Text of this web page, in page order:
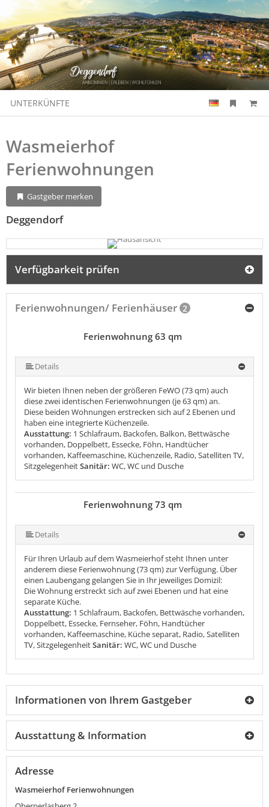
UNTERKÜNFTE
Wasmeierhof
Ferienwohnungen
Gastgeber merken
Deggendorf
Verfügbarkeit prüfen
Ferienwohnungen/ Ferienhäuser 2
Ferienwohnung 63 qm
Details
Wir bieten Ihnen neben der größeren FeWO (73 qm) auch
diese zwei identischen Ferienwohnungen (je 63 qm) an.
Diese beiden Wohnungen erstrecken sich auf 2 Ebenen und
haben eine integrierte Küchenzeile.
Ausstattung: 1 Schlafraum, Backofen, Balkon, Bettwäsche
vorhanden, Doppelbett, Essecke, Föhn, Handtücher
vorhanden, Kaffeemaschine, Küchenzeile, Radio, Satelliten TV,
SitzgelegenheitSanitär: WC, WC und Dusche
Ferienwohnung 73 qm
Details
Für Ihren Urlaub auf dem Wasmeierhof steht Ihnen unter
anderem diese Ferienwohnung (73 qm) zur Verfügung. Über
einen Laubengang gelangen Sie in Ihr jeweiliges Domizil:
Die Wohnung erstreckt sich auf zwei Ebenen und hat eine
separate Küche.
Ausstattung: 1 Schlafraum, Backofen, Bettwäsche vorhanden,
Doppelbett, Essecke, Fernseher, Föhn, Handtücher
vorhanden, Kaffeemaschine, Küche separat, Radio, Satelliten
TV, SitzgelegenheitSanitär: WC, WC und Dusche
Informationen von Ihrem Gastgeber
Ausstattung & Information
Adresse
Wasmeierhof Ferienwohnungen